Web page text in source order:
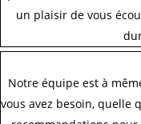
un plaisir de vous
Notre équipe est à
vous avez besoin, quelle